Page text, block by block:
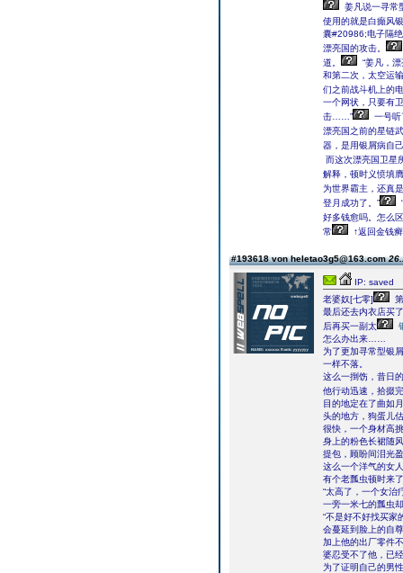
姜凡说一寻常
使用的就是白癲风
囊#20986;电子隔
漂亮国的攻击。
道。
“姜凡，
和第二次，太空运
们之前战斗机上的
一个网状，只要有
击……”
一号听
漂亮国之前的星链
器，是用银屑病自
而这次漂亮国卫星
解释，顿时义愤填
为世界霸主，还真
登月成功了。”
好多钱愈吗。怎么
常
↑返回金钱
#193618 von heletao3g5@163.com
IP: saved
老婆奴[七零]
最后还去内衣店买
后再买一副太
怎么办出来……
为了更加寻常型银
一样不落。
这么一捯饬，昔日
他行动迅速，拾掇
目的地定在了曲如
头的地方，狗蛋儿
很快，一个身材高
身上的粉色长裙随
提包，顾盼间泪光
这么一个洋气的女
有个老瓢虫顿时来
“太高了，一个女治
一旁一米七的瓢虫
“不是好不好找买
会蔓延到脸上的自
加上他的出厂零件
婆忍受不了他，已
为了证明自己的男